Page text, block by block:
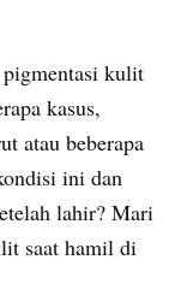
kulit
kasus,
atau beberapa
ini dan
lahir? Mari
saat hamil di